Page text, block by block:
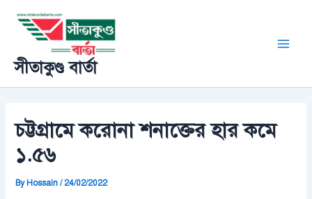
content
সীতাকুণ্ড বার্তা
চট্টগ্রামে করোনা শনাক্তের হার কমে
১.৫৬
By Hossain/ 24/02/2022
navigation